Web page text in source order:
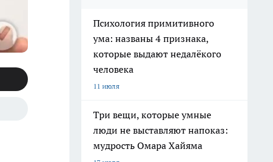
Психология примитивного
ума: названы 4 признака,
которые выдают недалёкого
человека
11 июля
Три вещи, которые умные
люди не выставляют напоказ:
мудрость Омара Хайяма